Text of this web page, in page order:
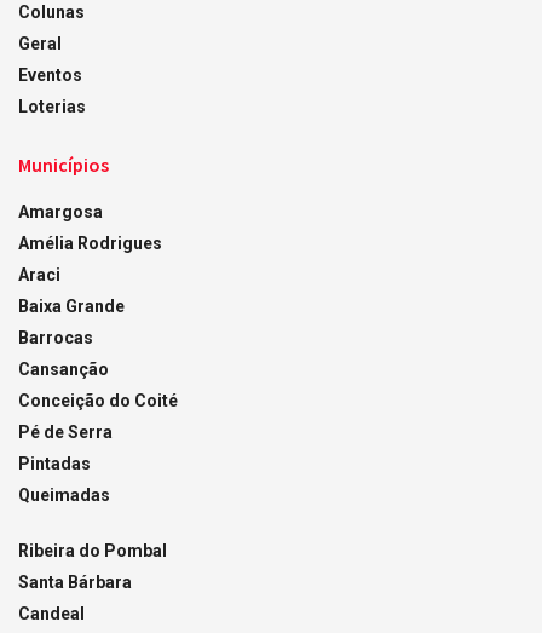
Colunas
Geral
Eventos
Loterias
Municípios
Amargosa
Amélia Rodrigues
Araci
Baixa Grande
Barrocas
Cansanção
Conceição do Coité
Pé de Serra
Pintadas
Queimadas
Ribeira do Pombal
Santa Bárbara
Candeal